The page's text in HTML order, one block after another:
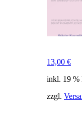
13,00 €
inkl. 19 %
zzgl.